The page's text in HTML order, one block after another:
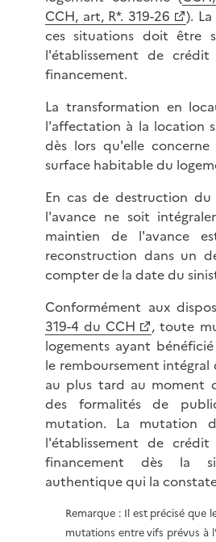
CCH, art, R*. 319-26
).
ces situations doit être
l'établissement de
financement.
La transformation en
l'affectation à la location
dès lors qu'elle
surface habitable du
En cas de destruction
l'avance ne soit
maintien de l'avance
reconstruction dans un
compter de la date du
Conformément aux
319-4 du CCH
, toute
logements ayant
le remboursement
au plus tard au moment
des formalités de
mutation. La mutation
l'établissement de
financement dès la
authentique qui la
Remarque : Il est précisé que
mutations entre vifs prévus à